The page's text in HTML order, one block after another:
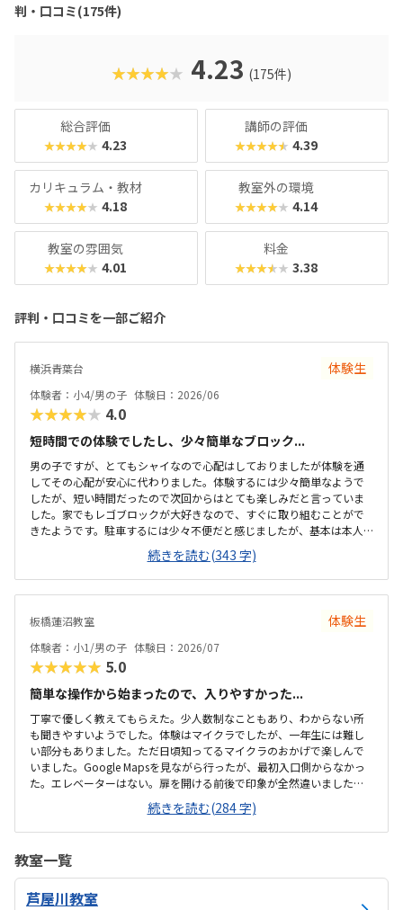
さんでも戸惑うことなく授業に入っていけるでしょう。大学
おきたい」方におすすめのスクールといえます。また、いず
れもヒューマンオリジナルの教材で学べるので、高クオリテ
判・口コミ(175件)
★★★★★ 4.23 (175件)
総合評価
★★★★★ 4.23
講師の評価
★★★★★ 4.39
カリキュラム・教材
★★★★★ 4.18
教室外の環境
★★★★★ 4.14
教室の雰囲気
★★★★★ 4.01
料金
★★★★★ 3.38
評判・口コミを一部ご紹介
横浜青葉台 体験生
体験者：小4/男の子 体験日：2026/06
★★★★★ 4.0
短時間での体験でしたし、少々簡単なブロック...
男の子ですが、とてもシャイなので心配はしておりましたが体験を通
してその心配が安心に代わりました。体験するには少々簡単なようで
したが、短い時間だったので次回からはとても楽しみだと言っていま
した。家でもレゴブロックが大好きなので、すぐに取り組むことがで
きたようです。駐車するには少々不便だと感じましたが、基本は本人
の送迎だけになるので問題ないと感じましたし、駅ちかでなくても車
なので問題ないです落ち着いた雰囲気でしたが、作業スペースが子供
の人数には狭いのではないかと思いました。せめて1か月3回 もしく
は90分ではなく120分だといいかなと、プログラミング教室は週1回の
ので、これから良い点が増えてくるのではないかと思います。
続きを読む(343 字)
板橋蓮沼教室 体験生
体験者：小1/男の子 体験日：2026/07
★★★★★ 5.0
簡単な操作から始まったので、入りやすかった...
丁寧で優しく教えてもらえた。少人数制なこともあり、わからない所
も聞きやすいようでした。体験はマイクラでしたが、一年生には難し
い部分もありました。ただ日頃知ってるマイクラのおかげで楽しんで
いました。Google Mapsを見ながら行ったが、最初入口側からなかっ
た。エレベーターはない。扉を開ける前後で印象が全然違いました。
とても綺麗で、広々としていました。教室内は土足でしたが、全体的
に綺麗でした。プログラミングあるあるですが、やっぱり月2回にして
は高い。他の習い事もしているので悩みどころです。マイクラで遊ん
続きを読む(284 字)
教室一覧
芦屋川教室